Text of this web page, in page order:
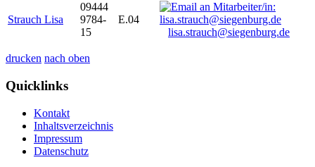
Strauch Lisa
09444
9784-
15
E.04
lisa.strauch@siegenburg.de
drucken nach oben
Quicklinks
Kontakt
Inhaltsverzeichnis
Impressum
Datenschutz